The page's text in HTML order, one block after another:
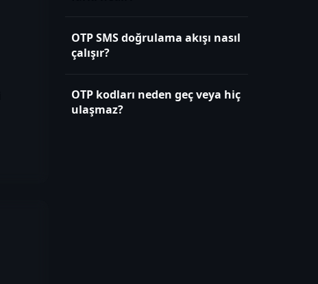
OTP SMS doğrulama akışı nasıl
çalışır?
OTP kodları neden geç veya hiç
ulaşmaz?